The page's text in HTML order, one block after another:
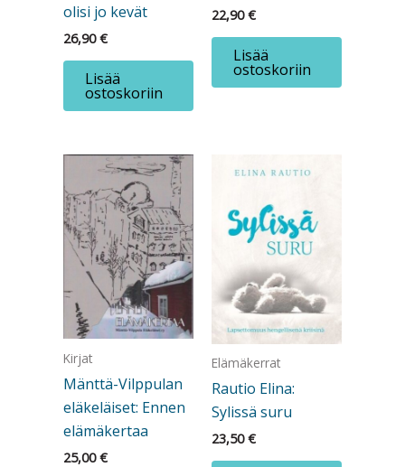
olisi jo kevät
26,90€
Lisää
ostoskoriin
22,90€
Lisää
ostoskoriin
Kirjat
Mänttä-Vilppulan
eläkeläiset: Ennen
elämäkertaa
25,00€
Elämäkerrat
Rautio Elina:
Sylissä suru
23,50€